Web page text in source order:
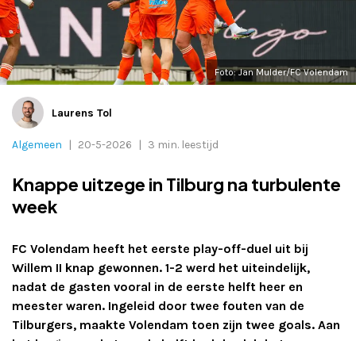
Adreswijziging
Contact Foto: Jan Mulder/FC Volendam
Laurens Tol
Algemeen | 20-5-2026 | 3 min. leestijd
Knappe uitzege in Tilburg na turbulente
week
FC Volendam heeft het eerste play-off-duel uit bij
Willem II knap gewonnen. 1-2 werd het uiteindelijk,
nadat de gasten vooral in de eerste helft heer en
meester waren. Ingeleid door twee fouten van de
Tilburgers, maakte Volendam toen zijn twee goals. Aan